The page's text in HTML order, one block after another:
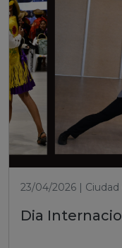
23/04/2026 | Ciudad
Dia